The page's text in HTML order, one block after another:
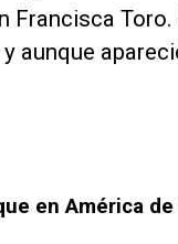
Francisca Toro.
aunque
en América de